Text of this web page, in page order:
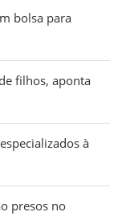
bolsa para
filhos, aponta
à
presos no